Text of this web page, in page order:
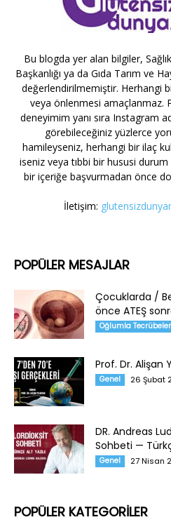
Bu blogda yer alan bilgiler,
Başkanlığı ya da Gıda Tarım ve
değerlendirilmemiştir. Herhangi
veya önlenmesi amaçlanmaz.
deneyimim yanı sıra Instagram
görebileceğiniz yüzlerce
hamileyseniz, herhangi bir ilaç
iseniz veya tıbbi bir hususi
bir içeriğe başvurmadan önce
İletişim:
POPÜLER MESAJLAR
Çocuklarda /
önce ATEŞ
Oğlumla
Prof. Dr. Alişan
Genel 26 Şubat
DR. Andreas
Sohbeti —
Genel 27 Nisan
POPÜLER KATEGORİLER